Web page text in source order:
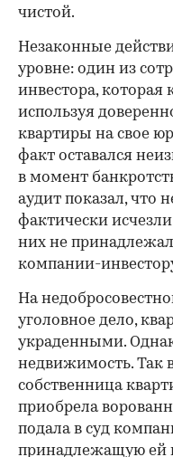
чистой.
Незаконные
уровне: один из
инвестора, которая
используя
квартиры на свое
факт оставался
в момент
аудит показал, что
фактически
них не
компании-
На
уголовное дело,
украденными.
недвижимость. Так
собственница
приобрела
подала в суд
принадлежащую ей